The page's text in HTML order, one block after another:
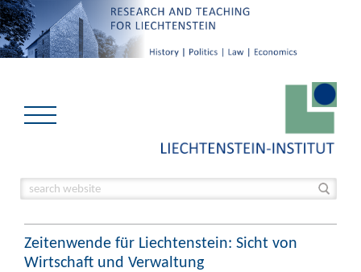
Zeitenwende für Liechtenstein: Sicht von
Wirtschaft und Verwaltung